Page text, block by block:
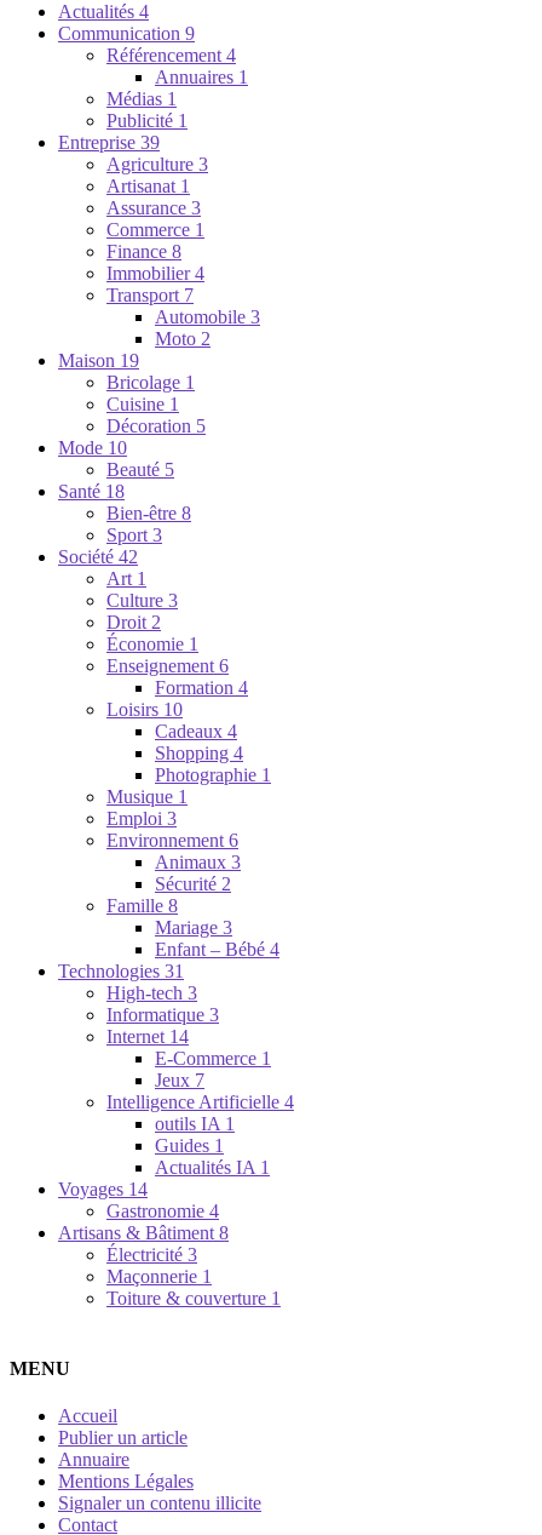
Actualités 4
Communication 9
Référencement 4
Annuaires 1
Médias 1
Publicité 1
Entreprise 39
Agriculture 3
Artisanat 1
Assurance 3
Commerce 1
Finance 8
Immobilier4
Transport 7
Automobile 3
Moto 2
Maison 19
Bricolage 1
Cuisine 1
Décoration 5
Mode 10
Beauté 5
Santé 18
Bien-être 8
Sport 3
Société 42
Art 1
Culture 3
Droit 2
Économie 1
Enseignement 6
Formation 4
Loisirs 10
Cadeaux 4
Shopping 4
Photographie 1
Musique 1
Emploi 3
Environnement 6
Animaux 3
Sécurité 2
Famille 8
Mariage 3
Enfant – Bébé 4
Technologies 31
High-tech 3
Informatique 3
Internet 14
E-Commerce 1
Jeux 7
Intelligence Artificielle 4
outils IA 1
Guides 1
Actualités IA 1
Voyages 14
Gastronomie 4
Artisans & Bâtiment 8
Électricité 3
Maçonnerie 1
Toiture & couverture 1
MENU
Accueil
Publier un article
Annuaire
Mentions Légales
Signaler un contenu illicite
Contact